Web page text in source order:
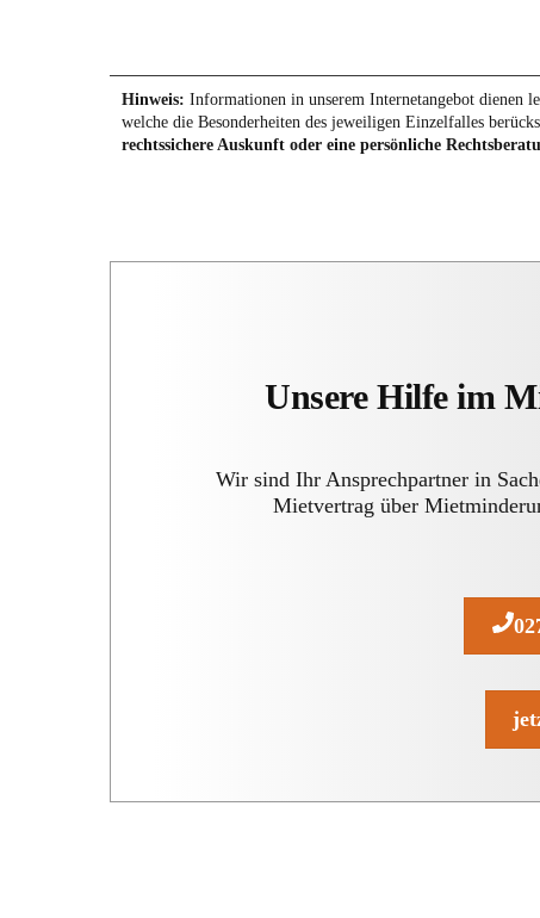
Hinweis: Informationen in unserem Internetangebot dienen
welche die Besonderheiten des jeweiligen Einzelfalles
rechtssichere Auskunft oder eine persönliche
Unsere Hilfe im
Wir sind Ihr Ansprechpartner in
Mietvertrag über